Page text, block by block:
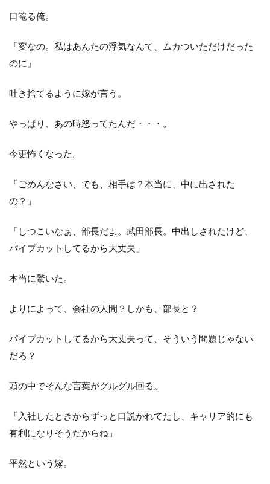
口篭る俺。
「変なの。私はあんたの浮気なんて、ムカついただけだった
のに」
吐き捨てるように嫁が言う。
やっぱり、あの時怒ってたんだ・・・。
今更怖くなった。
「ごめんなさい、でも、相手は？本当に、中に出された
の？」
「しつこいなぁ、部長だよ。武田部長。中出しされたけど、
パイプカットしてるから大丈夫」
本当に驚いた。
よりによって、会社の人間？しかも、部長と？
パイプカットしてるから大丈夫って、そういう問題じゃない
だろ？
頭の中でそんな言葉がグルグル回る。
「入社したときからずっと口説かれてたし、キャリア的にも
有利になりそうだからね」
平然という嫁。